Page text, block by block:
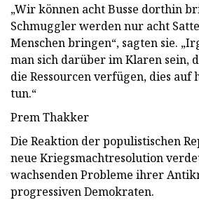
„Wir können acht Busse dorthin
Schmuggler werden nur acht
Menschen bringen“, sagten sie.
man sich darüber im Klaren sein,
die Ressourcen verfügen, dies auf
tun.“
Prem Thakker
Die Reaktion der populistischen
neue Kriegsmachtresolution
wachsenden Probleme ihrer
progressiven Demokraten.